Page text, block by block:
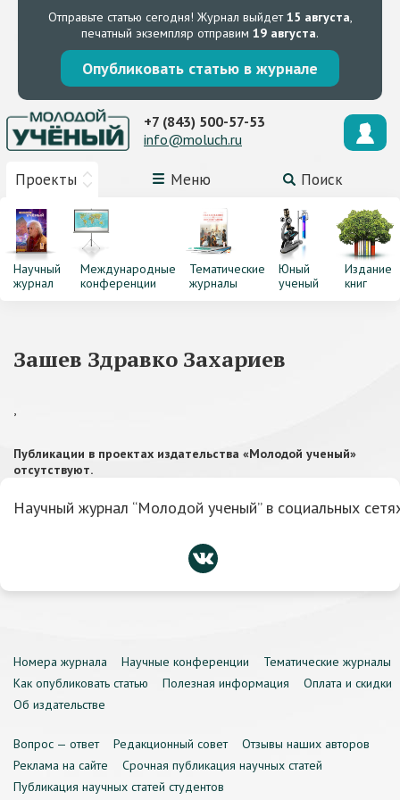
Отправьте статью сегодня! Журнал выйдет15 августа,
печатный экземпляр отправим 19 августа.
Опубликовать статью в журнале
Проекты Меню Поиск
+7 (843) 500-57-53
info@moluch.ru
Научный
журнал
Международные
конференции
Тематические
журналы
Юный
ученый
Издание
книг
Зашев Здравко Захариев
,
Публикации в проектах издательства «Молодой ученый»
отсутствуют.
Научный журнал “Молодой ученый” в социальных
Номера журнала Научные конференции
Тематические журналы
Как опубликовать статью
Полезная информация
Оплата и скидки
Об издательстве
Вопрос — ответ Редакционный совет
Отзывы наших авторов
Реклама на сайте
Срочная публикация научных статей
Публикация научных статей студентов